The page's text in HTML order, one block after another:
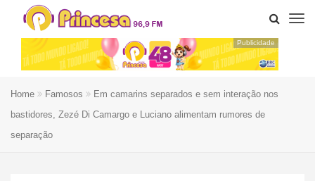
Publicidade
Home Famosos
Em camarins separados e sem interação nos
bastidores, Zezé Di Camargo e Luciano alimentam rumores de
separação